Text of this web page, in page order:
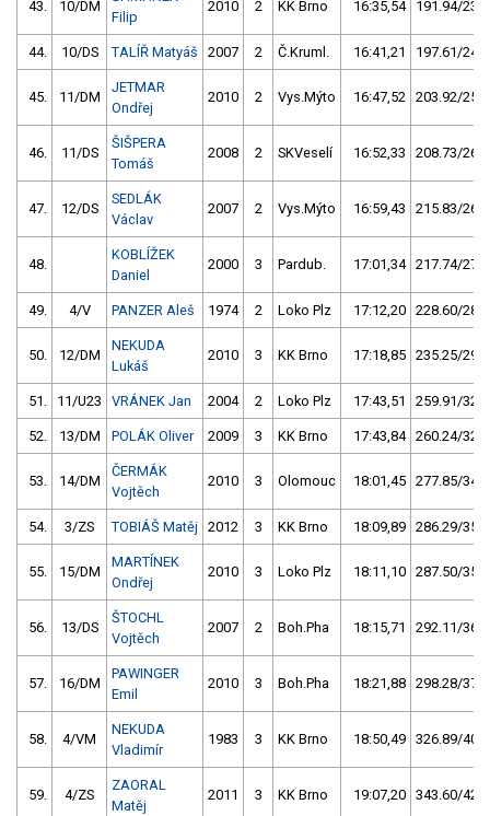
43. 10/DM
Filip
2010 2 KK Brno 16:35,54 191.94/23,9
44. 10/DS TALÍŘ Matyáš 2007 2 Č.Kruml. 16:41,21 197.61/24,6
45. 11/DM
JETMAR
Ondřej
2010 2 Vys.Mýto 16:47,52 203.92/25,4
46. 11/DS
ŠIŠPERA
Tomáš
2008 2 SKVeselí 16:52,33 208.73/26,0
47. 12/DS
SEDLÁK
Václav
2007 2 Vys.Mýto 16:59,43 215.83/26,9
48.
KOBLÍŽEK
Daniel
2000 3 Pardub. 17:01,34 217.74/27,1
49. 4/V PANZER Aleš 1974 2 Loko Plz 17:12,20 228.60/28,4
50. 12/DM
NEKUDA
Lukáš
2010 3 KK Brno 17:18,85 235.25/29,3
51. 11/U23 VRÁNEK Jan 2004 2 Loko Plz 17:43,51 259.91/32,3
52. 13/DM POLÁK Oliver 2009 3 KK Brno 17:43,84 260.24/32,4
53. 14/DM
ČERMÁK
Vojtěch
2010 3 Olomouc 18:01,45 277.85/34,6
54. 3/ZS TOBIÁŠ Matěj 2012 3 KK Brno 18:09,89 286.29/35,6
55. 15/DM
MARTÍNEK
Ondřej
2010 3 Loko Plz 18:11,10 287.50/35,8
56. 13/DS
ŠTOCHL
Vojtěch
2007 2 Boh.Pha 18:15,71 292.11/36,4
57. 16/DM
PAWINGER
Emil
2010 3 Boh.Pha 18:21,88 298.28/37,1
58. 4/VM
NEKUDA
Vladimír
1983 3 KK Brno 18:50,49 326.89/40,7
59. 4/ZS
ZAORAL
Matěj
2011 3 KK Brno 19:07,20 343.60/42,8